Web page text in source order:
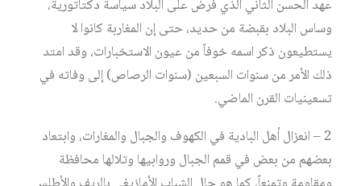
عهد الحسن الثاني الذي فرض على البلاد سياسة دكتاتورية،
وساس البلاد بقبضة من حديد، حتى إن المغاربة كانوا لا
يستطيعون ذكر اسمه خوفاً من عيون الاستخبارات، وقد امتد
ذلك الأمر من سنوات السبعين (سنوات الرصاص) إلى وفاته في
تسعينيات القرن الماضي.
2 – انعزال أهل البادية في الكهوف والجبال والمغارات، وابتعاد
بعضهم من بعض في قمم الجبال وروابيها وتلالها محافظة